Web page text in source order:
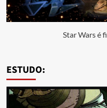
Star Wars é
ESTUDO: